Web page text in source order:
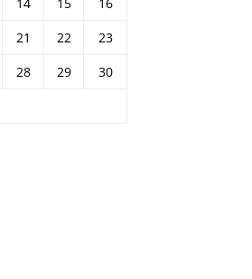
21 22
23
28 29
30